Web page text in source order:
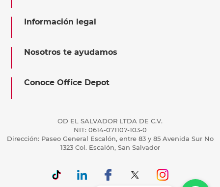
Información legal
Nosotros te ayudamos
Conoce Office Depot
OD EL SALVADOR LTDA DE C.V.
NIT: 0614-071107-103-0
Dirección: Paseo General Escalón, entre 83 y 85 Avenida Sur No
1323 Col. Escalón, San Salvador